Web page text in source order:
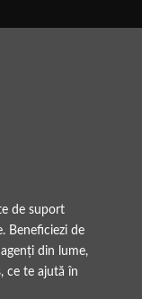
de suport
Beneficiezi de
din lume,
ce te ajută în